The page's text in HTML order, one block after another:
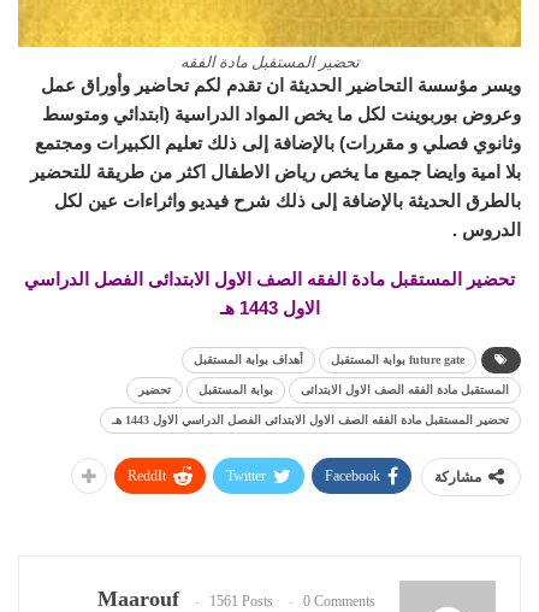
تحضير المستقبل مادة الفقه
ويسر مؤسسة التحاضير الحديثة ان تقدم لكم تحاضير وأوراق عمل
وعروض بوربوينت لكل ما يخص المواد الدراسية (ابتدائي ومتوسط
وثانوي فصلي و مقررات) بالإضافة إلى ذلك تعليم الكبيرات ومجتمع
بلا امية وايضا جميع ما يخص رياض الاطفال اكثر من طريقة للتحضير
بالطرق الحديثة بالإضافة إلى ذلك شرح فيديو واثراءات عين لكل
الدروس .
تحضير المستقبل مادة الفقه الصف الاول الابتدائى الفصل الدراسي
الاول 1443 هـ
future gate بوابة المستقبل أهداف بوابة المستقبل
المستقبل مادة الفقه الصف الاول الابتدائى بوابة المستقبل تحضير
تحضير المستقبل مادة الفقه الصف الاول الابتدائى الفصل الدراسي الاول 1443 هـ
مشاركة Facebook
Twitter
ReddIt
Maarouf 1561 Posts 0 Comments